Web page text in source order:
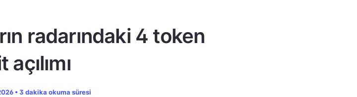
radarındaki 4 token
açılımı
• 3 dakika okuma süresi